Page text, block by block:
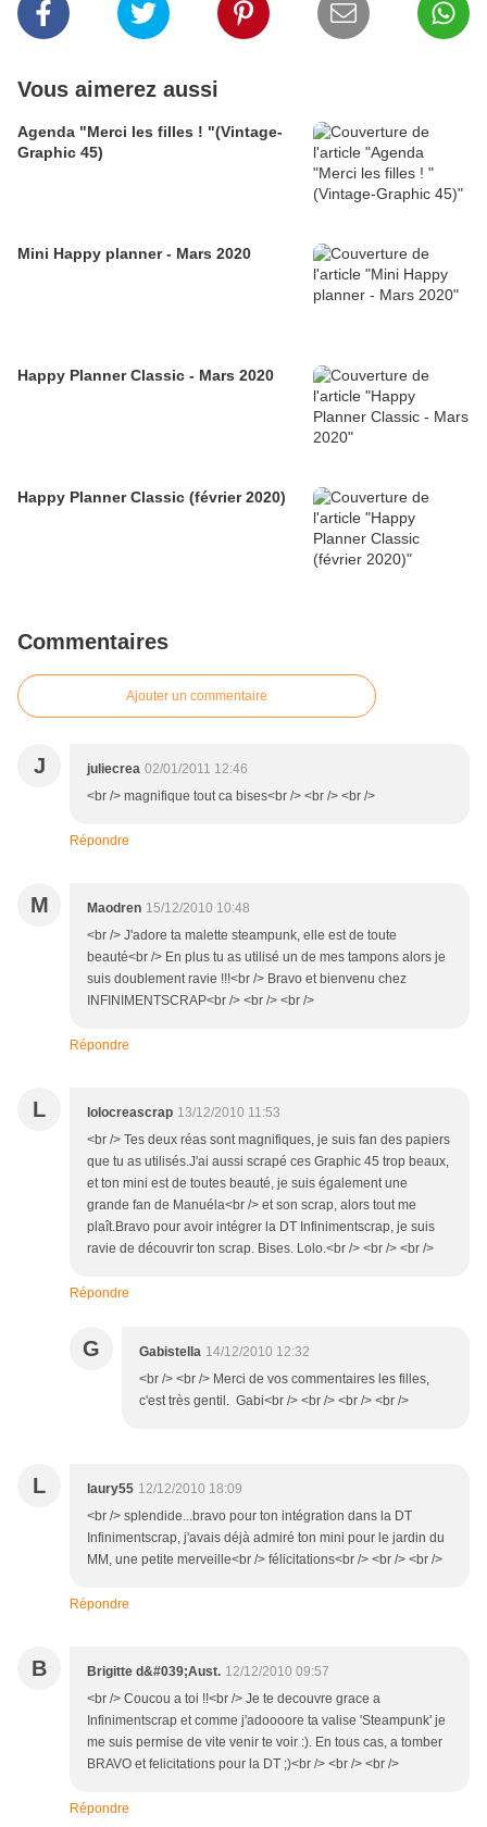
Vous aimerez aussi
Agenda "Merci les filles ! "(Vintage-
Graphic 45)
Mini Happy planner - Mars 2020
Happy Planner Classic - Mars 2020
Happy Planner Classic (février 2020)
Commentaires
Ajouter un commentaire
J juliecrea 02/01/2011 12:46
<br /> magnifique tout ca bises<br /> <br /> <br />
Répondre
M Maodren 15/12/2010 10:48
<br /> J'adore ta malette steampunk, elle est de toute
beauté<br /> En plus tu as utilisé un de mes tampons alors je
suis doublement ravie !!!<br /> Bravo et bienvenu chez
INFINIMENTSCRAP<br /> <br /> <br />
Répondre
L lolocreascrap 13/12/2010 11:53
<br /> Tes deux réas sont magnifiques, je suis fan des papiers
que tu as utilisés.J'ai aussi scrapé ces Graphic 45 trop beaux,
et ton mini est de toutes beauté, je suis également une
grande fan de Manuéla<br /> et son scrap, alors tout me
plaît.Bravo pour avoir intégrer la DT Infinimentscrap, je suis
ravie de découvrir ton scrap. Bises. Lolo.<br /> <br /> <br />
Répondre
G Gabistella 14/12/2010 12:32
<br /> <br /> Merci de vos commentaires les filles,
c'est très gentil. Gabi<br /> <br /> <br /> <br />
L laury55 12/12/2010 18:09
<br /> splendide...bravo pour ton intégration dans la DT
Infinimentscrap, j'avais déjà admiré ton mini pour le jardin du
MM, une petite merveille<br /> félicitations<br /> <br /> <br />
Répondre
B Brigitte d&#039;Aust. 12/12/2010 09:57
<br /> Coucou a toi !!<br /> Je te decouvre grace a
Infinimentscrap et comme j'adoooore ta valise 'Steampunk' je
me suis permise de vite venir te voir :). En tous cas, a tomber
BRAVO et felicitations pour la DT ;)<br /> <br /> <br />
Répondre